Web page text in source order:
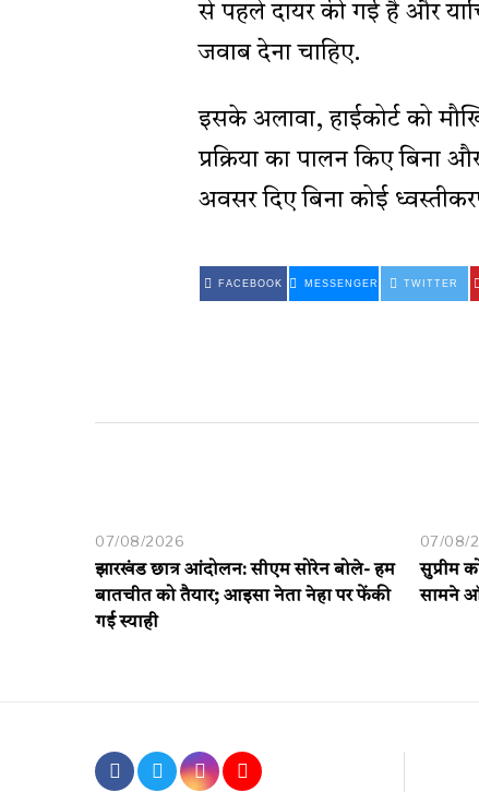
से पहले दायर की गई है और
जवाब देना चाहिए.
इसके अलावा, हाईकोर्ट को
प्रक्रिया का पालन किए बिना
अवसर दिए बिना कोई
FACEBOOK MESSENGER TWITTER
07/08/2026
झारखंड छात्र आंदोलन: सीएम सोरेन बोले- हम
बातचीत को तैयार; आइसा नेता नेहा पर फेंकी
गई स्याही
07/08/
सुप्रीम
सामने